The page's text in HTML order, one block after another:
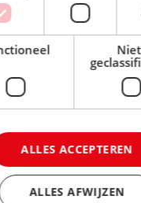
33-36 uur
én singles de
vakanties van hun
de commerciële
ALLES ACCEPTEREN
ALLES AFWIJZEN